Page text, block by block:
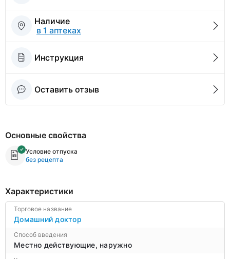
Наличие
в 1 аптеках
Инструкция
Оставить отзыв
Основные свойства
Условие отпуска
без рецепта
Характеристики
Торговое название
Домашний доктор
Способ введения
Местно действующие, наружно